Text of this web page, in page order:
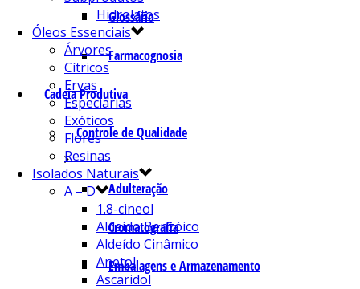
Glossário
Farmacognosia
Cadeia Produtiva
Controle de Qualidade
Adulteração
Cromatografia
Embalagens e Armazenamento
Hidrolatos
Óleos Essenciais
Árvores
Cítricos
Ervas
Especiarias
Exóticos
Flores
Resinas
Isolados Naturais
A – D
1.8-cineol
Aldeído Benzóico
Aldeído Cinâmico
Anetol
Ascaridol